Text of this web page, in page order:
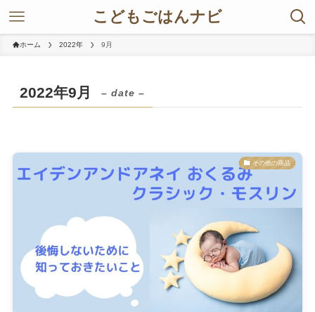
こどもごはんナビ
ホーム 2022年 9月
2022年9月 – date –
その他の商品